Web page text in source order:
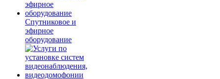
Спутниковое и
эфирное
оборудование